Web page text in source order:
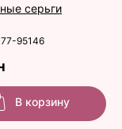
серьги
95146
В корзину